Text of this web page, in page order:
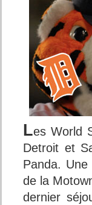
Les World
Detroit et
Panda.
de la
dernier